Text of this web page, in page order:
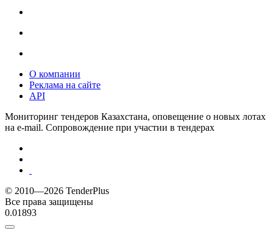
О компании
Реклама на сайте
API
Мониторинг тендеров Казахстана, оповещение о новых лотах
на e-mail. Сопровождение при участии в тендерах
© 2010—2026 TenderPlus
Все права защищены
0.01893